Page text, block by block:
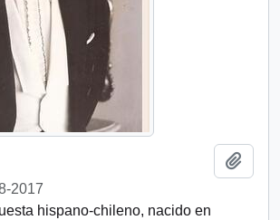
2017
hispano-chileno, nacido en